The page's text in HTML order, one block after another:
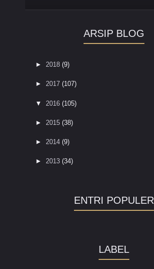
ARSIP BLOG
► 2018 (9)
► 2017 (107)
▼ 2016 (105)
► 2015 (38)
► 2014 (9)
► 2013 (34)
ENTRI POPULER
LABEL